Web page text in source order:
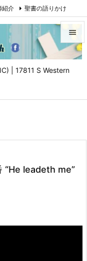
| 17811 S Western


次へ
検索
紹介 聖書の語りかけ
YouTube
“He leadeth me”